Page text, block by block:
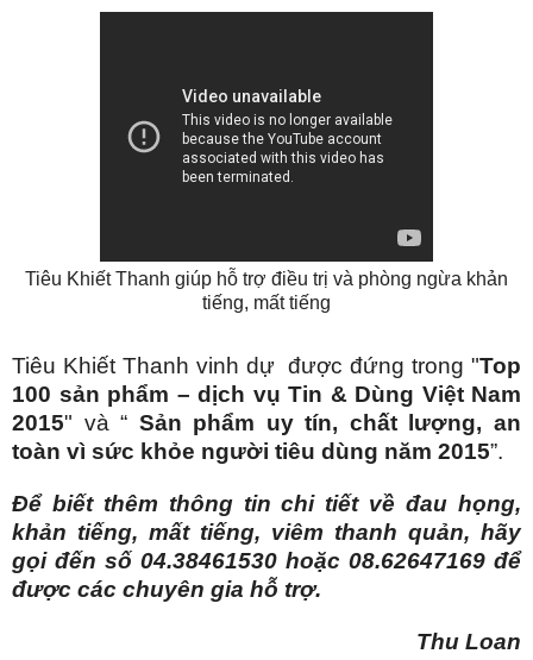
Tiêu Khiết Thanh giúp hỗ trợ điều trị và phòng ngừa khản
tiếng, mất tiếng
Tiêu Khiết Thanh vinh dự được đứng trong "Top
100 sản phẩm – dịch vụ Tin & Dùng Việt Nam
2015" và “ Sản phẩm uy tín, chất lượng, an
toàn vì sức khỏe người tiêu dùng năm 2015”.
Để biết thêm thông tin chi tiết về đau họng,
khản tiếng, mất tiếng, viêm thanh quản, hãy
gọi đến số 04.38461530 hoặc 08.62647169 để
được các chuyên gia hỗ trợ.
Thu Loan